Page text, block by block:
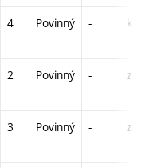
4 Povinný - kl
2 Povinný - zk
3 Povinný - zá,zk